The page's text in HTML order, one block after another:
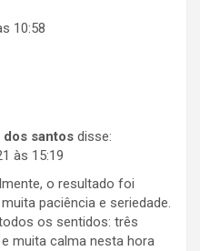
10:58
santos disse:
às 15:19
o resultado foi
paciência e seriedade.
os sentidos: três
muita calma nesta hora